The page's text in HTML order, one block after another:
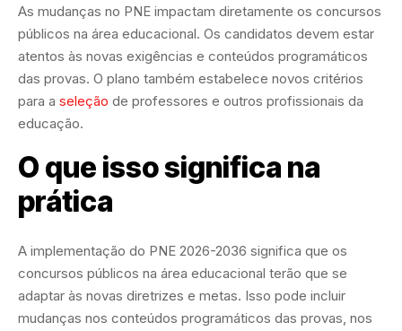
As mudanças no PNE impactam diretamente os concursos
públicos na área educacional. Os candidatos devem estar
atentos às novas exigências e conteúdos programáticos
das provas. O plano também estabelece novos critérios
para a seleção de professores e outros profissionais da
educação.
O que isso significa na
prática
A implementação do PNE 2026-2036 significa que os
concursos públicos na área educacional terão que se
adaptar às novas diretrizes e metas. Isso pode incluir
mudanças nos conteúdos programáticos das provas, nos